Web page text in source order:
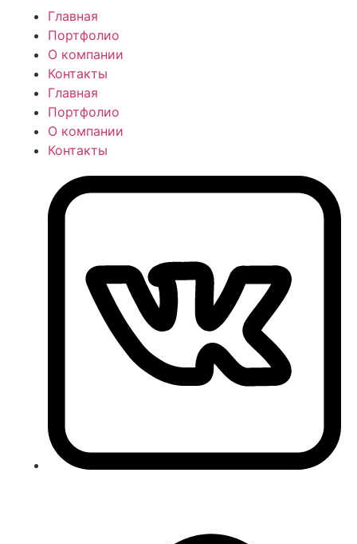
Главная
Портфолио
О компании
Контакты
Главная
Портфолио
О компании
Контакты